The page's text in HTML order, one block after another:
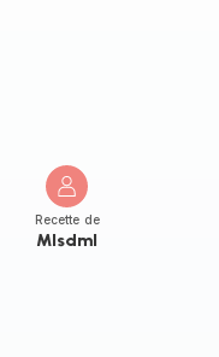
Recette de
Mlsdml